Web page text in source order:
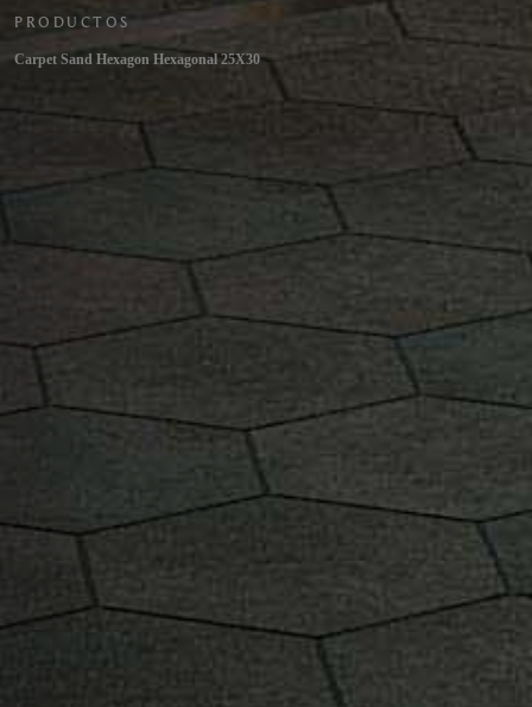
PRODUCTOS
Carpet Sand Hexagon Hexagonal 25X30